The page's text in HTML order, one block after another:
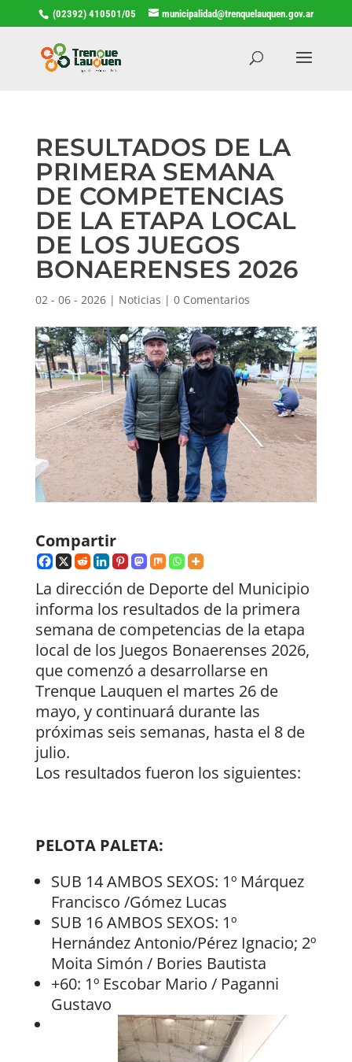
(02392) 410501/05 municipalidad@trenquelauquen.gov.ar
RESULTADOS DE LA
PRIMERA SEMANA
DE COMPETENCIAS
DE LA ETAPA LOCAL
DE LOS JUEGOS
BONAERENSES 2026
02 - 06 - 2026| Noticias | 0 Comentarios
Compartir
La dirección de Deporte del Municipio
informa los resultados de la primera
semana de competencias de la etapa
local de los Juegos Bonaerenses 2026,
que comenzó a desarrollarse en
Trenque Lauquen el martes 26 de
mayo, y continuará durante las
próximas seis semanas, hasta el 8 de
julio.
Los resultados fueron los siguientes:
PELOTA PALETA:
SUB 14 AMBOS SEXOS: 1º Márquez
Francisco /Gómez Lucas
SUB 16 AMBOS SEXOS: 1º
Hernández Antonio/Pérez Ignacio; 2º
Moita Simón / Bories Bautista
+60: 1º Escobar Mario / Paganni
Gustavo